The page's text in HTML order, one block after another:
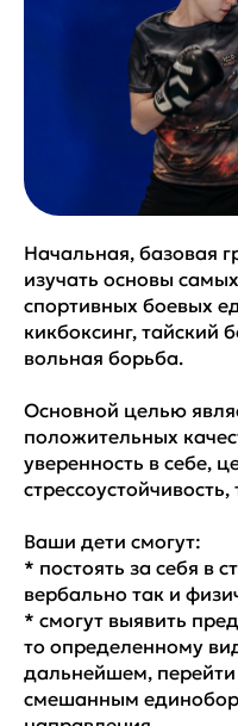
Начальная, базовая
изучать основы
спортивных боевых
кикбоксинг, тайский
вольная борьба.
Основной целью
положительных
уверенность в себе,
Ваши дети смогут:
* постоять за себя в
вербально так и
* смогут выявить
то определенному
дальнейшем,
смешанным